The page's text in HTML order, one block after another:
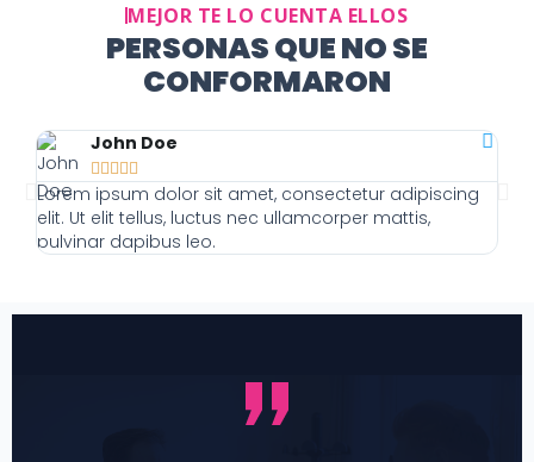
MEJOR TE LO CUENTA ELLOS
PERSONAS QUE NO SE
CONFORMARON
John Doe

Lorem ipsum dolor sit amet, consectetur adipiscing
elit. Ut elit tellus, luctus nec ullamcorper mattis,
pulvinar dapibus leo.